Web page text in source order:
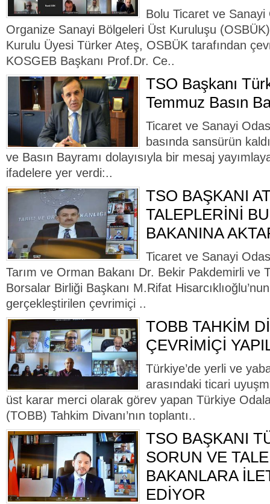
Bolu Ticaret ve Sanayi
Organize Sanayi Bölgeleri Üst Kuruluşu
Kurulu Üyesi Türker Ateş, OSBÜK tarafından
KOSGEB Başkanı Prof.Dr. Ce..
TSO Başkanı
Temmuz Basın
Ticaret ve Sanayi
basında sansürün
ve Basın Bayramı dolayısıyla bir mesaj
ifadelere yer verdi:..
TSO BAŞKANI
TALEPLERİNİ
BAKANINA
Ticaret ve Sanayi
Tarım ve Orman Bakanı Dr. Bekir Pakdemirli ve
Borsalar Birliği Başkanı M.Rifat Hisarcıklıoğlu’nun
gerçekleştirilen çevrimiçi ..
TOBB TAHKİM
ÇEVRİMİÇİ
Türkiye’de yerli ve
arasındaki ticari
üst karar merci olarak görev yapan Türkiye
(TOBB) Tahkim Divanı’nın toplantı..
TSO BAŞKANI
SORUN VE
BAKANLARA
EDİYOR